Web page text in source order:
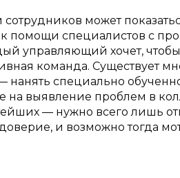
может
помощи специалистов с
управляющий хочет,
команда. Существует
нанять специально
на выявление проблем в
— нужно всего лишь
и возможно тогда